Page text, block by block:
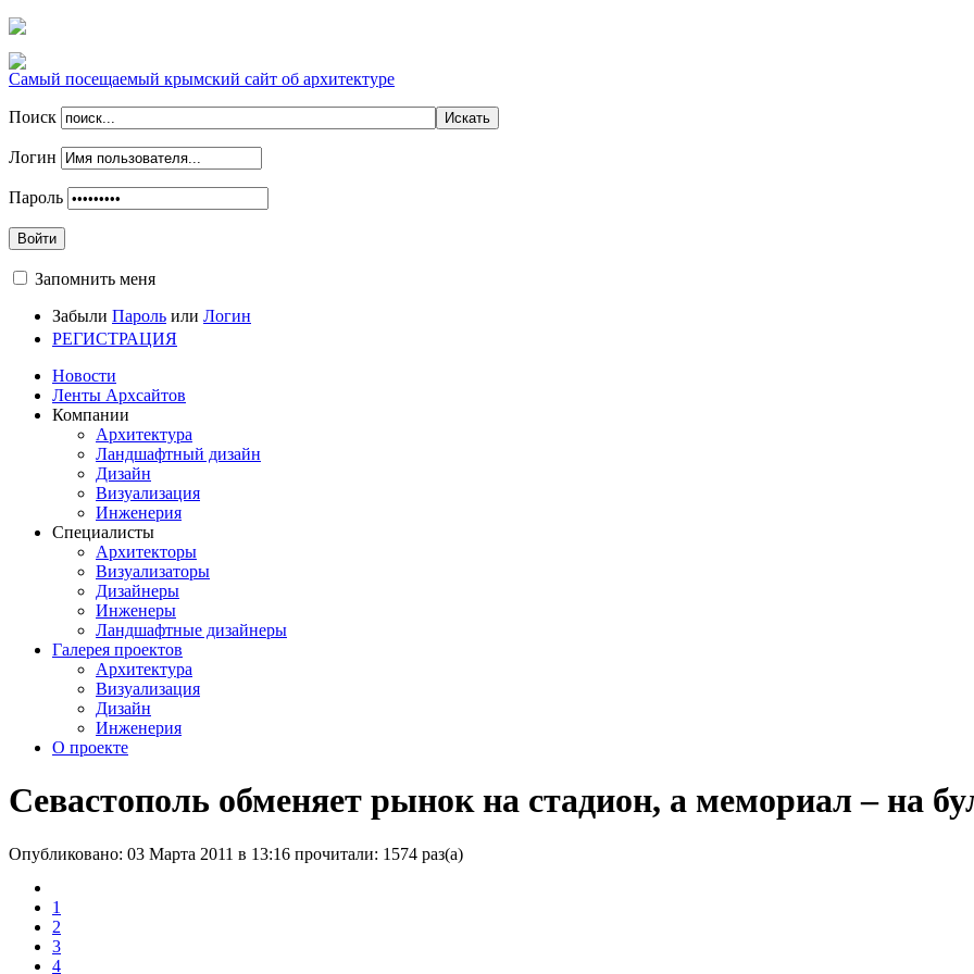
Самый посещаемый крымский сайт об архитектуре
Поиск
Логин
Пароль
Войти
Запомнить меня
Забыли Пароль или Логин
РЕГИСТРАЦИЯ
Новости
Ленты Архсайтов
Компании
Архитектура
Ландшафтный дизайн
Дизайн
Визуализация
Инженерия
Специалисты
Архитекторы
Визуализаторы
Дизайнеры
Инженеры
Ландшафтные дизайнеры
Галерея проектов
Архитектура
Визуализация
Дизайн
Инженерия
О проекте
Севастополь обменяет рынок на стадион, а мемориал – на
Опубликовано: 03 Марта 2011 в 13:16 прочитали: 1574 раз(а)
1
2
3
4